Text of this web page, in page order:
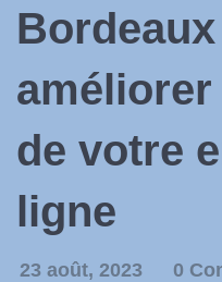
de votre
ligne
23 août, 2023 0